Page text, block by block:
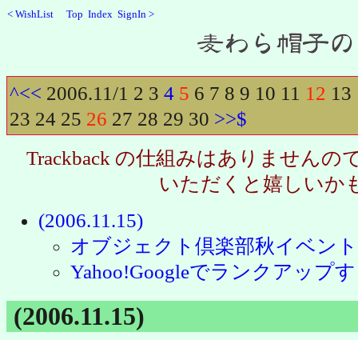
< WishList Top Index SignIn >
^<< 2006.11/1 2 3 4 5 6 7 8 9 10 11 12 13
23 24 25 26 27 28 29 30 >>$
Trackback の仕組みはありませんの
いただくと嬉しいか
(2006.11.15)
オブジェクト倶楽部秋イベン
Yahoo!Googleでランクアップ
(2006.11.15)